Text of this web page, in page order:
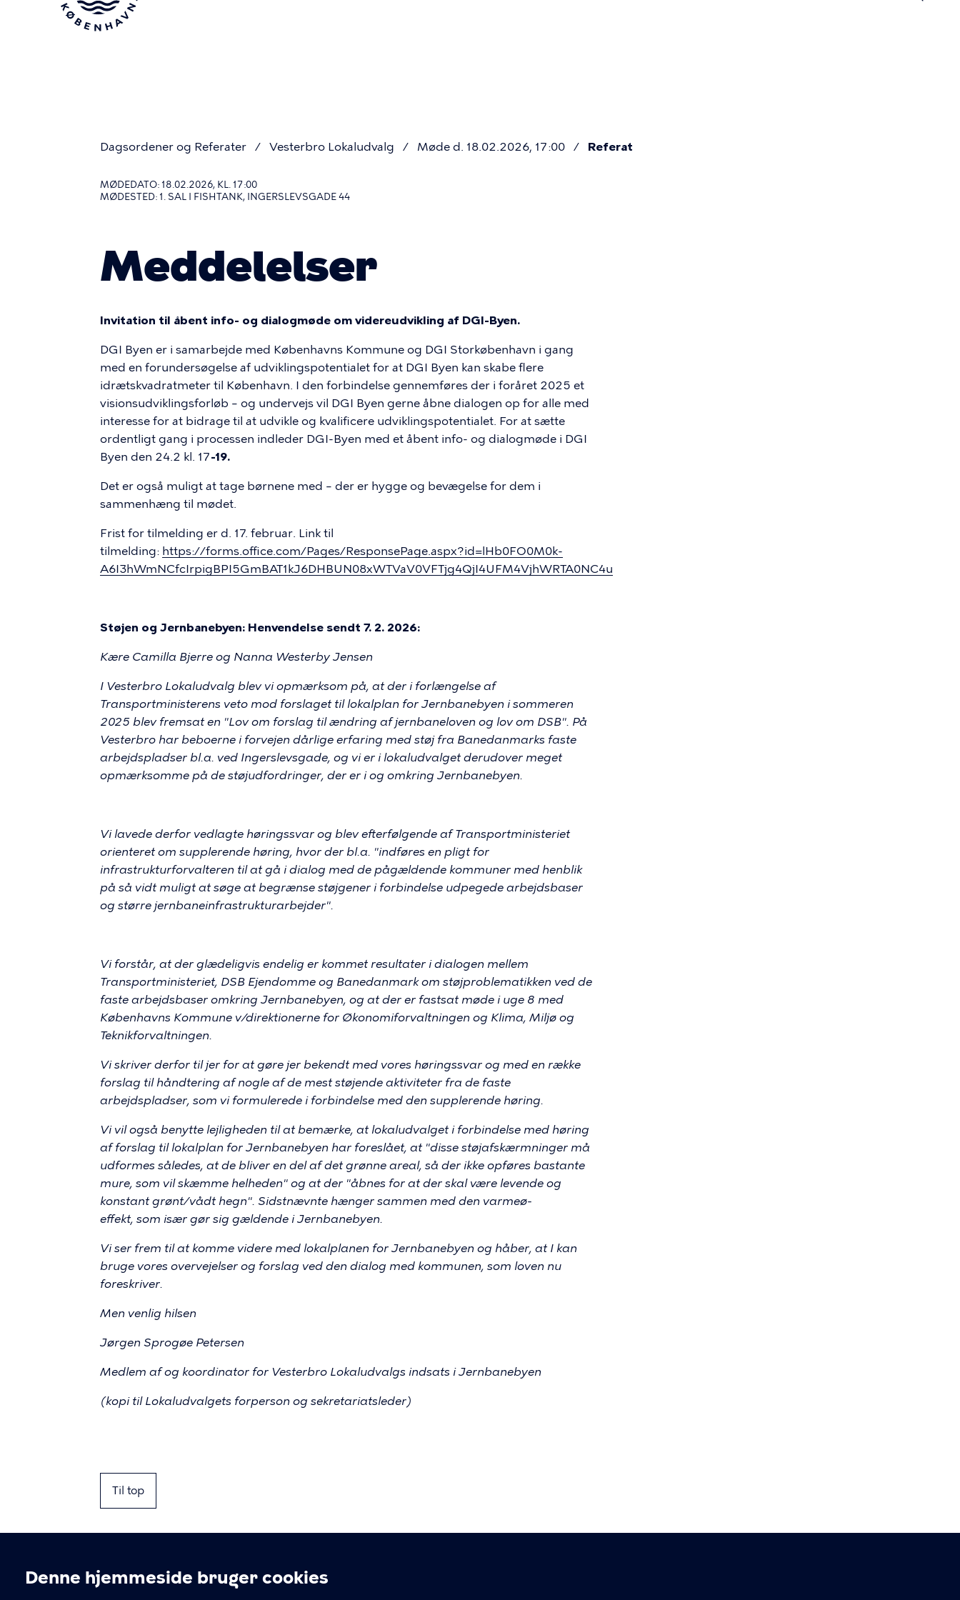
Denne hjemmeside bruger cookies
Dagsordener og Referater Vesterbro Lokaludvalg Møde d. 18.02.2026, 17:00 Referat
MØDEDATO: 18.02.2026, KL. 17:00
MØDESTED: 1. SAL I FISHTANK, INGERSLEVSGADE 44
Meddelelser
Invitation til åbent info- og dialogmøde om videreudvikling af DGI-Byen.
DGI Byen er i samarbejde med Københavns Kommune og DGI Storkøbenhavn i gang
med en forundersøgelse af udviklingspotentialet for at DGI Byen kan skabe flere
idrætskvadratmeter til København. I den forbindelse gennemføres der i foråret 2025 et
visionsudviklingsforløb – og undervejs vil DGI Byen gerne åbne dialogen op for alle med
interesse for at bidrage til at udvikle og kvalificere udviklingspotentialet. For at sætte
ordentligt gang i processen indleder DGI-Byen med et åbent info- og dialogmøde i DGI
Byen den 24.2 kl. 17-19.
Det er også muligt at tage børnene med – der er hygge og bevægelse for dem i
sammenhæng til mødet.
Frist for tilmelding er d. 17. februar. Link til
tilmelding: https://forms.office.com/Pages/ResponsePage.aspx?id=lHb0FO0M0k-
A6I3hWmNCfcIrpigBPI5GmBAT1kJ6DHBUN08xWTVaV0VFTjg4QjI4UFM4VjhWRTA0NC4u
Støjen og Jernbanebyen: Henvendelse sendt 7. 2. 2026:
Kære Camilla Bjerre og Nanna Westerby Jensen
I Vesterbro Lokaludvalg blev vi opmærksom på, at der i forlængelse af
Transportministerens veto mod forslaget til lokalplan for Jernbanebyen i sommeren
2025 blev fremsat en "Lov om forslag til ændring af jernbaneloven og lov om DSB". På
Vesterbro har beboerne i forvejen dårlige erfaring med støj fra Banedanmarks faste
arbejdspladser bl.a. ved Ingerslevsgade, og vi er i lokaludvalget derudover meget
opmærksomme på de støjudfordringer, der er i og omkring Jernbanebyen.
Vi lavede derfor vedlagte høringssvar og blev efterfølgende af Transportministeriet
orienteret om supplerende høring, hvor der bl.a. "indføres en pligt for
infrastrukturforvalteren til at gå i dialog med de pågældende kommuner med henblik
på så vidt muligt at søge at begrænse støjgener i forbindelse udpegede arbejdsbaser
og større jernbaneinfrastrukturarbejder".
Vi forstår, at der glædeligvis endelig er kommet resultater i dialogen mellem
Transportministeriet, DSB Ejendomme og Banedanmark om støjproblematikken ved de
faste arbejdsbaser omkring Jernbanebyen, og at der er fastsat møde i uge 8 med
Københavns Kommune v/direktionerne for Økonomiforvaltningen og Klima, Miljø og
Teknikforvaltningen.
Vi skriver derfor til jer for at gøre jer bekendt med vores høringssvar og med en række
forslag til håndtering af nogle af de mest støjende aktiviteter fra de faste
arbejdspladser, som vi formulerede i forbindelse med den supplerende høring.
Vi vil også benytte lejligheden til at bemærke, at lokaludvalget i forbindelse med høring
af forslag til lokalplan for Jernbanebyen har foreslået, at "disse støjafskærmninger må
udformes således, at de bliver en del af det grønne areal, så der ikke opføres bastante
mure, som vil skæmme helheden" og at der "åbnes for at der skal være levende og
konstant grønt/vådt hegn". Sidstnævnte hænger sammen med den varmeø-
effekt, som især gør sig gældende i Jernbanebyen.
Vi ser frem til at komme videre med lokalplanen for Jernbanebyen og håber, at I kan
bruge vores overvejelser og forslag ved den dialog med kommunen, som loven nu
foreskriver.
Men venlig hilsen
Jørgen Sprogøe Petersen
Medlem af og koordinator for Vesterbro Lokaludvalgs indsats i Jernbanebyen
(kopi til Lokaludvalgets forperson og sekretariatsleder)
Til top